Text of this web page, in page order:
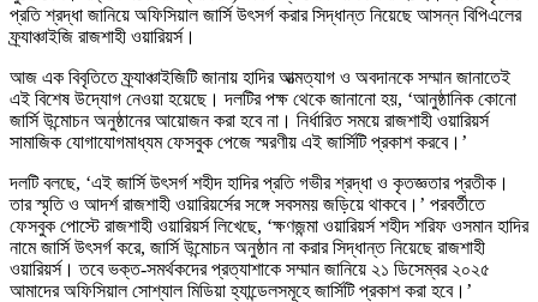
প্রতি শ্রদ্ধা জানিয়ে অফিসিয়াল জার্সি উৎসর্গ করার সিদ্ধান্ত নিয়েছে আসন্ন বিপিএলের
ফ্র্যাঞ্চাইজি রাজশাহী ওয়ারিয়র্স।
আজ এক বিবৃতিতে ফ্র্যাঞ্চাইজিটি জানায় হাদির আত্মত্যাগ ও অবদানকে সম্মান জানাতেই
এই বিশেষ উদ্যোগ নেওয়া হয়েছে। দলটির পক্ষ থেকে জানানো হয়, ‘আনুষ্ঠানিক কোনো
জার্সি উন্মোচন অনুষ্ঠানের আয়োজন করা হবে না। নির্ধারিত সময়ে রাজশাহী ওয়ারিয়র্স
সামাজিক যোগাযোগমাধ্যম ফেসবুক পেজে স্মরণীয় এই জার্সিটি প্রকাশ করবে।’
দলটি বলছে, ‘এই জার্সি উৎসর্গ শহীদ হাদির প্রতি গভীর শ্রদ্ধা ও কৃতজ্ঞতার প্রতীক।
তার স্মৃতি ও আদর্শ রাজশাহী ওয়ারিয়র্সের সঙ্গে সবসময় জড়িয়ে থাকবে।’ পরবর্তীতে
ফেসবুক পোস্টে রাজশাহী ওয়ারিয়র্স লিখেছে, ‘ক্ষণজন্মা ওয়ারিয়র্স শহীদ শরিফ ওসমান হাদির
নামে জার্সি উৎসর্গ করে, জার্সি উন্মোচন অনুষ্ঠান না করার সিদ্ধান্ত নিয়েছে রাজশাহী
ওয়ারিয়র্স। তবে ভক্ত-সমর্থকদের প্রত্যাশাকে সম্মান জানিয়ে ২১ ডিসেম্বর ২০২৫
আমাদের অফিসিয়াল সোশ্যাল মিডিয়া হ্যান্ডেলসমূহে জার্সিটি প্রকাশ করা হবে।’